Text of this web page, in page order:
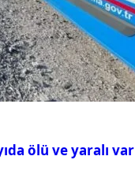
ölü ve yaralı var